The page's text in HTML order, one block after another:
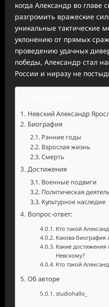
когда Александр во главе
разгромить вражеские
уникальные тактические
уклонению от прямых
проведению удачных
победы, Александр стал
России и ниразу не
Невский Александр
Биография
Ранние годы
Взрослая жизнь
Смерть
Достижения
Военные подвиги
Политическая
Культурное наследие
Вопрос-ответ:
Кто такой
Какова биография
Какие
Невскому?
Кто такой
Об авторе
studiohallo_